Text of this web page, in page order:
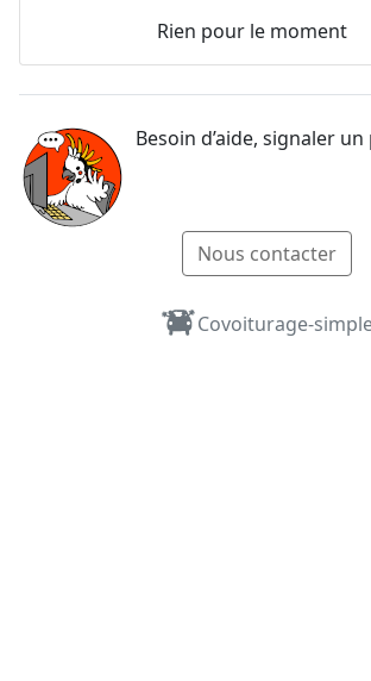
Rien pour le moment
Besoin d’aide, signaler
Nous contacter
Covoiturage-